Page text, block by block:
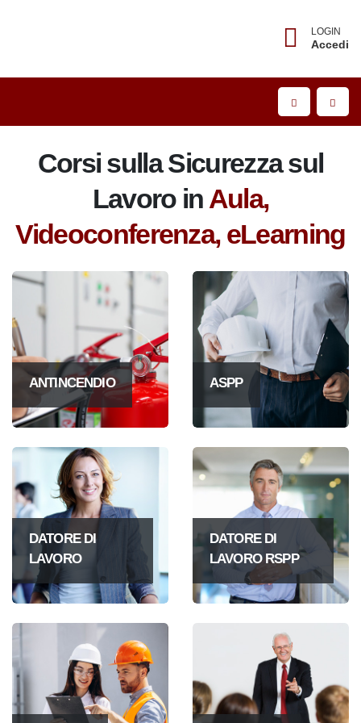
LOGIN
Accedi
Corsi sulla Sicurezza sul
Lavoro in Aula,
Videoconferenza, eLearning
ANTINCENDIO ASPP
DATORE DI
LAVORO
DATORE DI
LAVORO RSPP